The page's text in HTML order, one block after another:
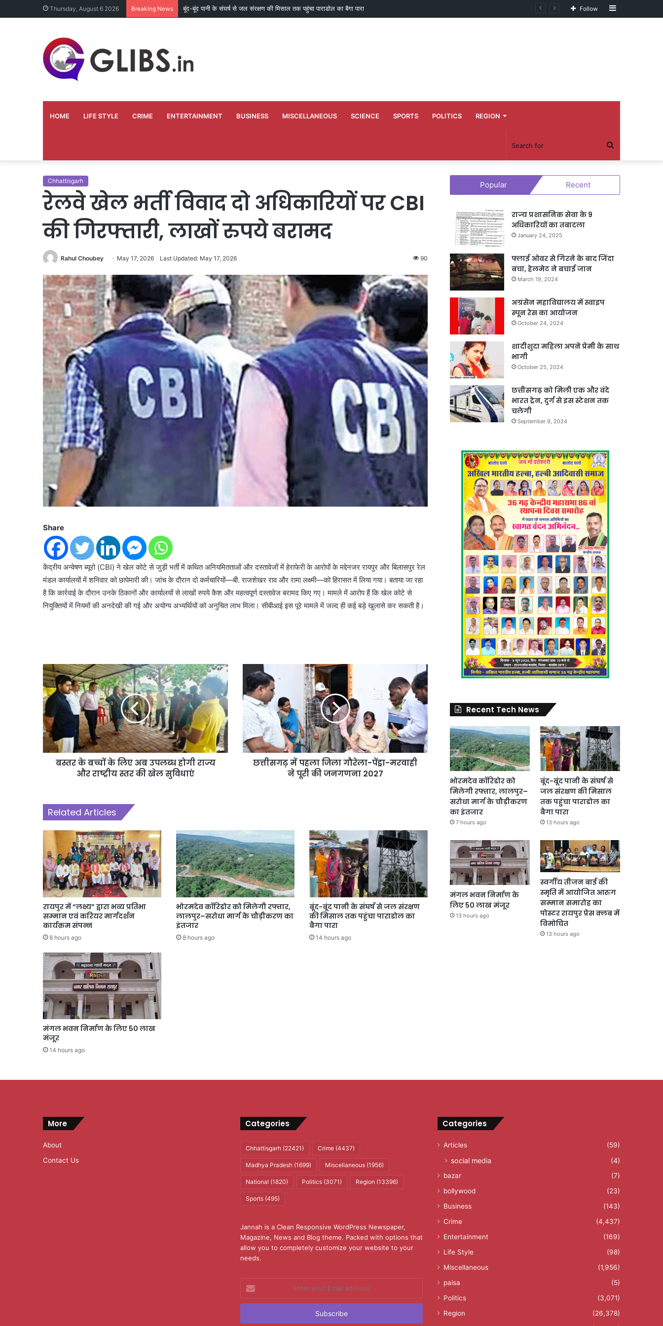
Thursday, August 6 2026 Breaking News मंगल भवन निर्माण के लिए 50 लाख मंजूर Sidebar
Follow
HOME LIFE STYLE CRIME ENTERTAINMENT BUSINESS MISCELLANEOUS SCIENCE SPORTS POLITICS REGION
Search
for
Chhattisgarh
रेलवे खेल भर्ती विवाद दो अधिकारियों पर CBI
की गिरफ्तारी, लाखों रुपये बरामद
Rahul Choubey May 17, 2026 Last Updated: May 17, 2026 90
Share
केंद्रीय अन्वेषण ब्यूरो (CBI) ने खेल कोटे से जुड़ी भर्ती में कथित अनियमितताओं और दस्तावेजों में हेराफेरी के आरोपों के मद्देनजर रायपुर और बिलासपुर रेल
मंडल कार्यालयों में शनिवार को छापेमारी की। जांच के दौरान दो कर्मचारियों—बी. राजशेखर राव और रामा लक्ष्मी—को हिरासत में लिया गया। बताया जा रहा
है कि कार्रवाई के दौरान उनके ठिकानों और कार्यालयों से लाखों रुपये कैश और महत्वपूर्ण दस्तावेज बरामद किए गए। मामले में आरोप हैं कि खेल कोटे से
नियुक्तियों में नियमों की अनदेखी की गई और अयोग्य अभ्यर्थियों को अनुचित लाभ मिला। सीबीआई इस पूरे मामले में जल्द ही कई बड़े खुलासे कर सकती है।
बस्तर के बच्चों के लिए अब उपलब्ध होगी राज्य
और राष्ट्रीय स्तर की खेल सुविधाएं
छत्तीसगढ़ में पहला जिला गौरेला-पेंड्रा-मरवाही
ने पूरी की जनगणना 2027
Related Articles
रायपुर में “लक्ष्य” द्वारा भव्य प्रतिभा
सम्मान एवं करियर मार्गदर्शन
कार्यक्रम संपन्न
8 hours ago
भोरमदेव कॉरिडोर को मिलेगी रफ्तार,
लालपुर–सरोधा मार्ग के चौड़ीकरण का
इंतजार
8 hours ago
बूंद-बूंद पानी के संघर्ष से जल संरक्षण
की मिसाल तक पहुंचा पाराडोल का
बैगा पारा
14 hours ago
मंगल भवन निर्माण के लिए 50 लाख
मंजूर
14 hours ago
Popular Recent
राज्य प्रशासनिक सेवा के 9
अधिकारियों का तबादला
January 24, 2025
फ्लाई ओवर से गिरने के बाद जिंदा
बचा, हेलमेट ने बचाई जान
March 19, 2024
अग्रसेन महाविद्यालय में स्वाइप
स्पून रेस का आयोजन
October 24, 2024
शादीशुदा महिला अपने प्रेमी के साथ
भागी
October 25, 2024
छत्तीसगढ़ को मिली एक और वंदे
भारत ट्रेन, दुर्ग से इस स्टेशन तक
चलेगी
September 9, 2024
Recent Tech News
भोरमदेव कॉरिडोर को
मिलेगी रफ्तार, लालपुर–
सरोधा मार्ग के चौड़ीकरण
का इंतजार
7 hours ago
बूंद-बूंद पानी के संघर्ष से
जल संरक्षण की मिसाल
तक पहुंचा पाराडोल का
बैगा पारा
13 hours ago
मंगल भवन निर्माण के
लिए 50 लाख मंजूर
13 hours ago
स्वर्गीय तीजन बाई की
स्मृति में आयोजित आरुग
सम्मान समारोह का
पोस्टर रायपुर प्रेस क्लब में
विमोचित
13 hours ago
More
About
Contact Us
Categories
Chhattisgarh(22421) Crime(4437)
Madhya Pradesh(1699) Miscellaneous(1956)
National (1820) Politics(3071) Region (13396)
Sports(495)
Jannah is a Clean Responsive WordPress Newspaper,
Magazine, News and Blog theme. Packed with options that
allow you to completely customize your website to your
needs.
your
Email
Categories
Articles (59)
social media (4)
bazar
(7)
bollywood
(23)
Business
(143)
Crime
(4,437)
Entertainment
(169)
Life Style
(98)
Miscellaneous
(1,956)
paisa
(5)
Politics
(3,071)
Region
(26,378)